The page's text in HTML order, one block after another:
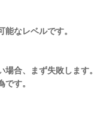
なレベルです。
場合、まず失敗します。
す。